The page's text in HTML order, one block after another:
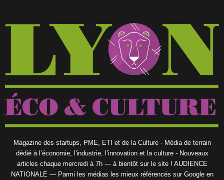
Magazine des startups, PME, ETI et de la Culture - Média de terrain
dédié à l’économie, l'industrie, l’innovation et la culture - Nouveaux
articles chaque mercredi à 7h — à bientôt sur le site ! AUDIENCE
NATIONALE — Parmi les médias les mieux référencés sur Google en